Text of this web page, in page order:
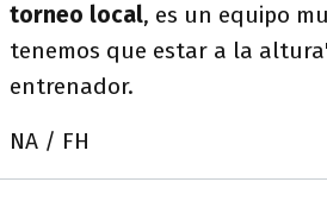
torneo local, es un equipo
tenemos que estar a la
entrenador.
NA / FH